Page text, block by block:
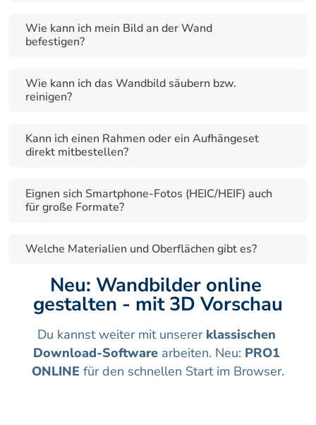
Wie kann ich mein Bild an der Wand
befestigen?
Wie kann ich das Wandbild säubern bzw.
reinigen?
Kann ich einen Rahmen oder ein Aufhängeset
direkt mitbestellen?
Eignen sich Smartphone-Fotos (HEIC/HEIF) auch
für große Formate?
Welche Materialien und Oberflächen gibt es?
Neu: Wandbilder online
gestalten - mit 3D Vorschau
Du kannst weiter mit unserer klassischen
Download-Software arbeiten. Neu: PRO1
ONLINE für den schnellen Start im Browser.